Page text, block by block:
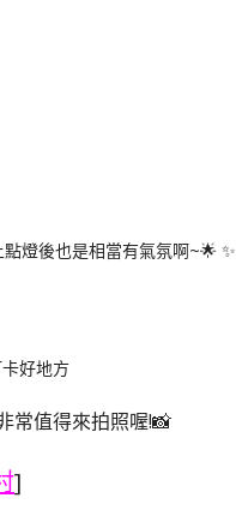
燈後也是相當有氣氛啊~🌟 ✨
常值得來拍照喔!📸
]